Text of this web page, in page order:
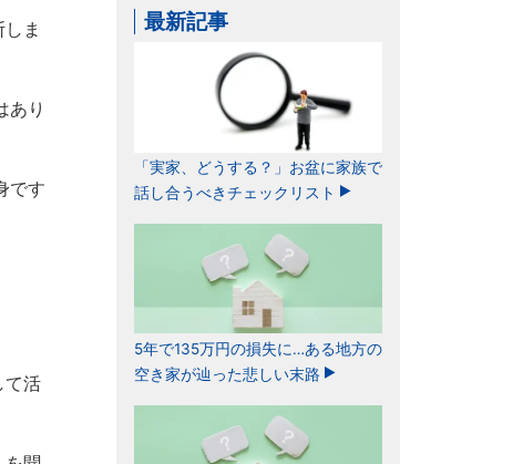
ま
あり
です
て活
最新記事
「実家、どうする？」お盆に家族で
話し合うべきチェックリスト
5年で135万円の損失に…ある地方の
空き家が辿った悲しい末路